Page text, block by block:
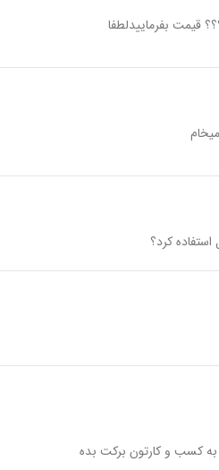
قیمت بفرماییدلطفا
کرد؟
کسب و کارتون برکت بده